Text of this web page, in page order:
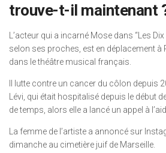
trouve-t-il maintenant
L’acteur qui a incarné Mose dans “Les
selon ses proches, est en déplacement à
dans le théâtre musical français.
Il lutte contre un cancer du côlon depuis
Lévi, qui était hospitalisé depuis le début
de temps, alors elle a lancé un appel à
La femme de l’artiste a annoncé sur
dimanche au cimetière juif de Marseille.